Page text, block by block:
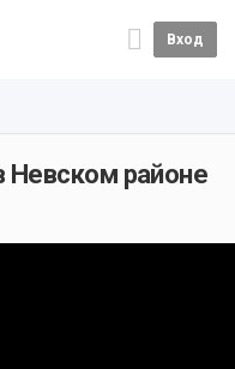
Вход
районе